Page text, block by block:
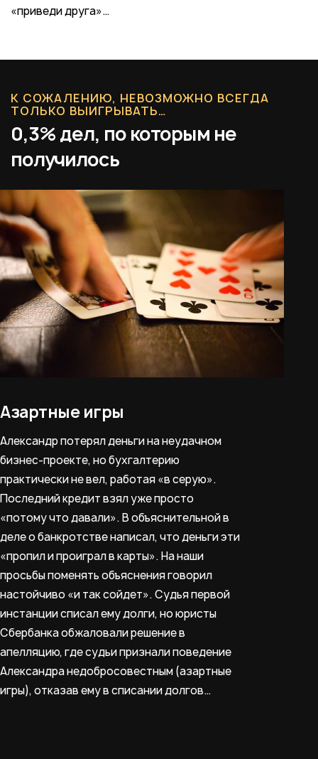
«приведи друга»…
К СОЖАЛЕНИЮ, НЕВОЗМОЖНО ВСЕГДА
ТОЛЬКО ВЫИГРЫВАТЬ…
0,3% дел, по которым не
получилось
Азартные игры
Александр потерял деньги на неудачном
бизнес-проекте, но бухгалтерию
практически не вел, работая «в серую».
Последний кредит взял уже просто
«потому что давали». В объяснительной в
деле о банкротстве написал, что деньги эти
«пропил и проиграл в карты». На наши
просьбы поменять объяснения говорил
настойчиво «и так сойдет». Судья первой
инстанции списал ему долги, но юристы
Сбербанка обжаловали решение в
апелляцию, где судьи признали поведение
Александра недобросовестным (азартные
игры), отказав ему в списании долгов…